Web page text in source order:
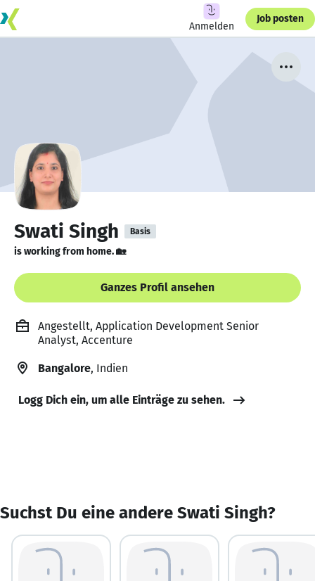
Anmelden
Job posten
Swati Singh Basis
is working from home. 🏡
Ganzes Profil ansehen
Angestellt, Application Development Senior
Analyst, Accenture
Bangalore, Indien
Logg Dich ein, um alle Einträge zu sehen.
Suchst Du eine andere Swati Singh?